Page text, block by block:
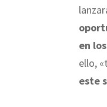
en
ello,
este